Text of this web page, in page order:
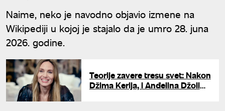
Naime, neko je navodno objavio izmene na
Wikipediji u kojoj je stajalo da je umro 28. juna
2026. godine.
Teorije zavere tresu svet: Nakon
Džima Kerija, i Anđelina Džoli